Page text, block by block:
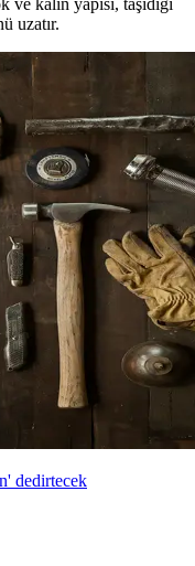
kalın yapısı, taşıdığı
uzatır.
dedirtecek